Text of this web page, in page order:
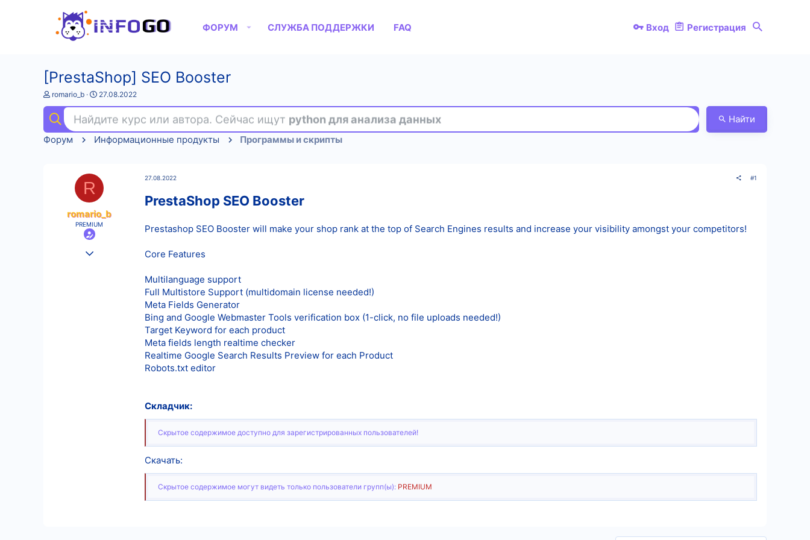
ФОРУМ СЛУЖБА ПОДДЕРЖКИ FAQ Вход Регистрация
[PrestaShop] SEO Booster
А
т
о
р
т
romario_b
Д
а
н
а
а
27.08.2022
Найдите курс или автора. Сейчас ищут python для анализа данных
Найти
Форум
Информационные продукты Программы и скрипты
R
romario_b
PREMIUM
27.08.2022 #1
PrestaShop SEO Booster
Prestashop SEO Booster will make your shop rank at the top of Search Engines results and increase your visibility amongst your competitors!
Core Features
Multilanguage support
Full Multistore Support (multidomain license needed!)
Meta Fields Generator
Bing and Google Webmaster Tools verification box (1-click, no file uploads needed!)
Target Keyword for each product
Meta fields length realtime checker
Realtime Google Search Results Preview for each Product
Robots.txt editor
Складчик:
Скрытое содержимое доступно для зарегистрированных пользователей!
Скачать:
Скрытое содержимое могут видеть только пользователи групп(ы): PREMIUM